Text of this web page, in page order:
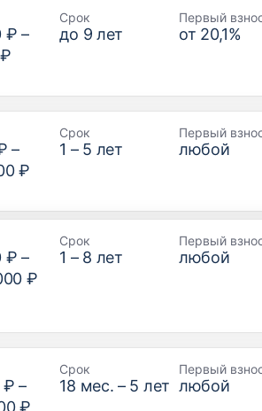
₽ –
Срок
до 9 лет
Первый
от 20,1%
–
₽
Срок
1 – 5 лет
Первый
любой
₽ –
₽
Срок
1 – 8 лет
Первый
любой
₽ –
₽
Срок
18 мес. – 5 лет
Первый
любой